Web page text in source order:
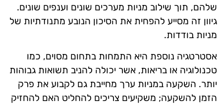
שלהם, תוך שילוב מניות מערכים שונים וענפים שונים.
גיוון זה מסייע להפחית את הסיכון הנובע מתנודתיות של
מניות בודדות.
אסטרטגיה נוספת היא התמחות בתחום מסוים, כמו
טכנולוגיה או בריאות, אשר יכולה להניב תשואות גבוהות
יותר. השקעה במניות ערך מחייבת גם לקבוע את פרק
הזמן להשקעה; משקיעים צריכים להחליט האם להחזיק